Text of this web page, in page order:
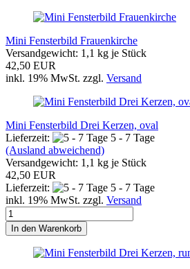
Mini Fensterbild Frauenkirche
Versandgewicht: 1,1 kg je Stück
42,50 EUR
inkl. 19% MwSt. zzgl. Versand
Mini Fensterbild Drei Kerzen, oval
Lieferzeit:
5 - 7 Tage
(Ausland abweichend)
Versandgewicht: 1,1 kg je Stück
42,50 EUR
Lieferzeit:
5 - 7 Tage
inkl. 19% MwSt. zzgl. Versand
In den Warenkorb